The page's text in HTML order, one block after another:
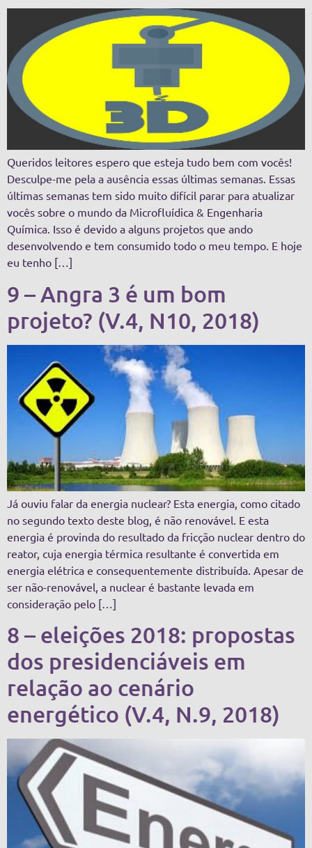
Queridos leitores espero que esteja tudo bem com vocês!
Desculpe-me pela a ausência essas últimas semanas. Essas
últimas semanas tem sido muito difícil parar para atualizar
vocês sobre o mundo da Microfluídica & Engenharia
Química. Isso é devido a alguns projetos que ando
desenvolvendo e tem consumido todo o meu tempo. E hoje
eu tenho […]
9 – Angra 3 é um bom
projeto? (V.4, N10, 2018)
Já ouviu falar da energia nuclear? Esta energia, como citado
no segundo texto deste blog, é não renovável. E esta
energia é provinda do resultado da fricção nuclear dentro do
reator, cuja energia térmica resultante é convertida em
energia elétrica e consequentemente distribuída. Apesar de
ser não-renovável, a nuclear é bastante levada em
consideração pelo […]
8 – eleições 2018: propostas
dos presidenciáveis em
relação ao cenário
energético (V.4, N.9, 2018)